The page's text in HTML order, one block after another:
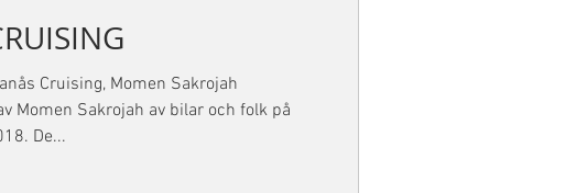
Cruising, Momen Sakrojah
Momen Sakrojah av bilar och folk på
De...